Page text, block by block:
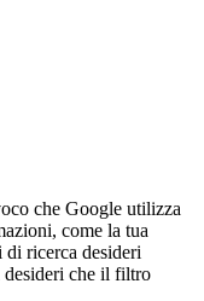
che Google utilizza
come la tua
ricerca desideri
desideri che il filtro